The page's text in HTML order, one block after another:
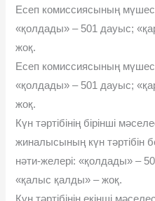
Есеп комиссиясының
«қолдады» – 501 дауыс;
жоқ.
Есеп комиссиясының
«қолдады» – 501 дауыс;
жоқ.
Күн тəртібінің бірінші
жиналысының күн тəртібін
нəти-желері: «қолдады» –
«қалыс қалды» – жоқ.
Күн тəртібінің екінші